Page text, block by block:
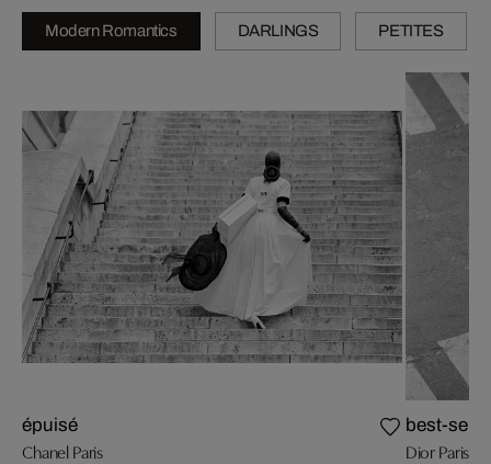
Modern Romantics DARLINGS PETITES
épuisé
Chanel Paris
best-
Dior Paris